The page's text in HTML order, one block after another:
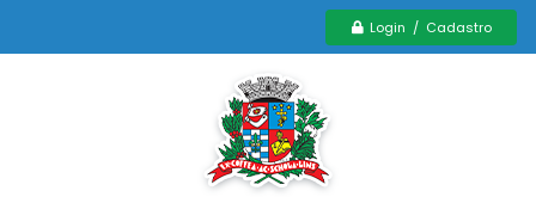
Login / Cadastro